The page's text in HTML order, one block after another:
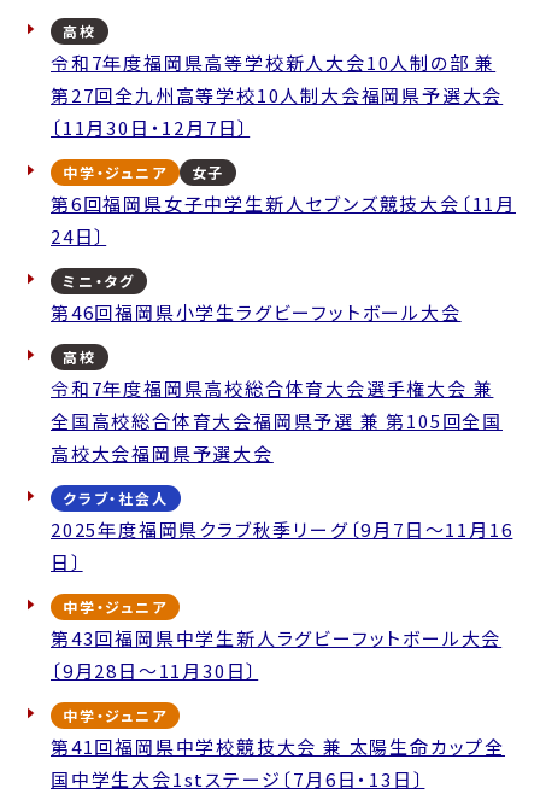
高校
令和7年度福岡県高等学校新人大会10人制の部 兼
第27回全九州高等学校10人制大会福岡県予選大会
〔11月30日・12月7日〕
中学・ジュニア 女子
第6回福岡県女子中学生新人セブンズ競技大会〔11月
24日〕
ミニ・タグ
第46回福岡県小学生ラグビーフットボール大会
高校
令和7年度福岡県高校総合体育大会選手権大会 兼
全国高校総合体育大会福岡県予選 兼 第105回全国
高校大会福岡県予選大会
クラブ・社会人
2025年度福岡県クラブ秋季リーグ〔9月7日～11月16
日〕
中学・ジュニア
第43回福岡県中学生新人ラグビーフットボール大会
〔9月28日～11月30日〕
中学・ジュニア
第41回福岡県中学校競技大会 兼 太陽生命カップ全
国中学生大会1stステージ〔7月6日・13日〕